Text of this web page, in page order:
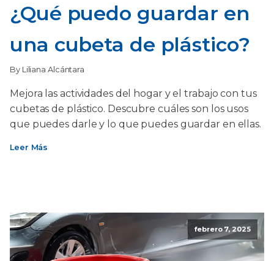
¿Qué puedo guardar en
una cubeta de plástico?
By Liliana Alcántara
Mejora las actividades del hogar y el trabajo con tus
cubetas de plástico. Descubre cuáles son los usos
que puedes darle y lo que puedes guardar en ellas.
Leer Más
febrero 7, 2025